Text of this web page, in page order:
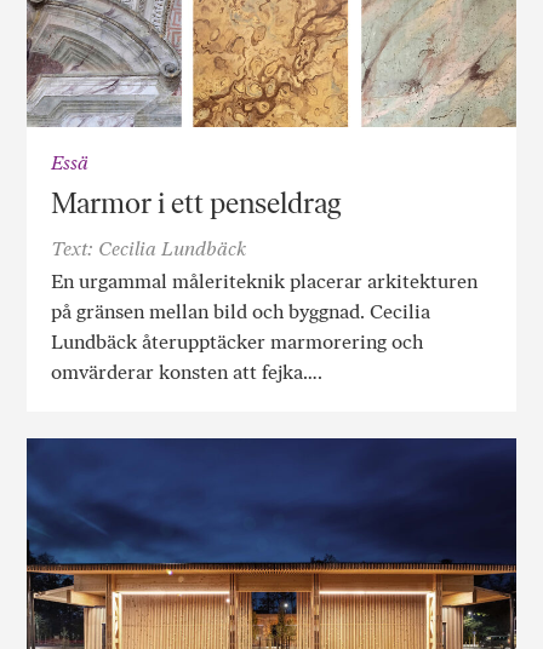
Essä
Marmor i ett penseldrag
Text: Cecilia Lundbäck
En urgammal måleriteknik placerar arkitekturen
på gränsen mellan bild och byggnad. Cecilia
Lundbäck återupptäcker marmorering och
omvärderar konsten att fejka….